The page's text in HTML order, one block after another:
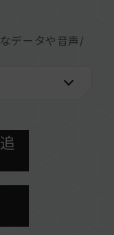
データや音声/
スをサポート